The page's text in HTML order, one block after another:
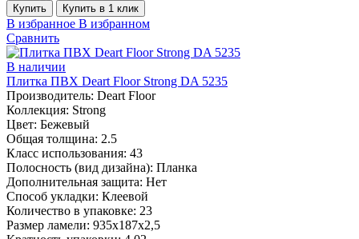
Купить Купить в 1 клик
В избранное В избранном
Сравнить
В наличии
Плитка ПВХ Deart Floor Strong DA 5235
Производитель: Deart Floor
Коллекция: Strong
Цвет: Бежевый
Общая толщина: 2.5
Класс использования: 43
Полосность (вид дизайна): Планка
Дополнительная защита: Нет
Способ укладки: Клеевой
Количество в упаковке: 23
Размер ламели: 935х187х2,5